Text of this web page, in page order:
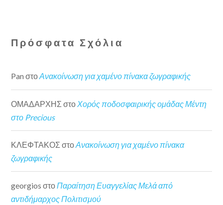
Πρόσφατα Σχόλια
Pan στοΑνακοίνωση για χαμένο πίνακα ζωγραφικής
ΟΜΑΔΑΡΧΗΣ στο Χορός ποδοσφαιρικής ομάδας Μέντη
στο Precious
ΚΛΕΦΤΑΚΟΣ στοΑνακοίνωση για χαμένο πίνακα
ζωγραφικής
georgios στοΠαραίτηση Ευαγγελίας Μελά από
αντιδήμαρχος Πολιτισμού